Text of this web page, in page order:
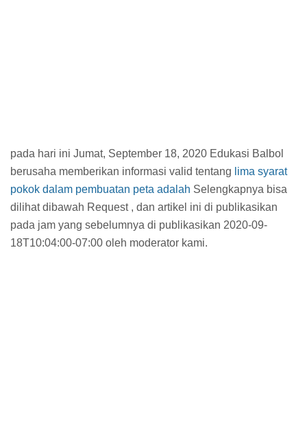
pada hari ini Jumat, September 18, 2020 Edukasi Balbol
berusaha memberikan informasi valid tentang lima syarat
pokok dalam pembuatan peta adalah Selengkapnya bisa
dilihat dibawah Request , dan artikel ini di publikasikan
pada jam yang sebelumnya di publikasikan 2020-09-
18T10:04:00-07:00 oleh moderator kami.